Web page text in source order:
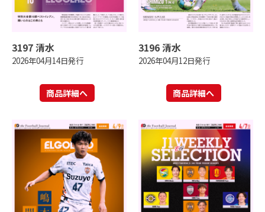
3197 清水
2026年04月14日発行
商品詳細へ
3196 清水
2026年04月12日発行
商品詳細へ